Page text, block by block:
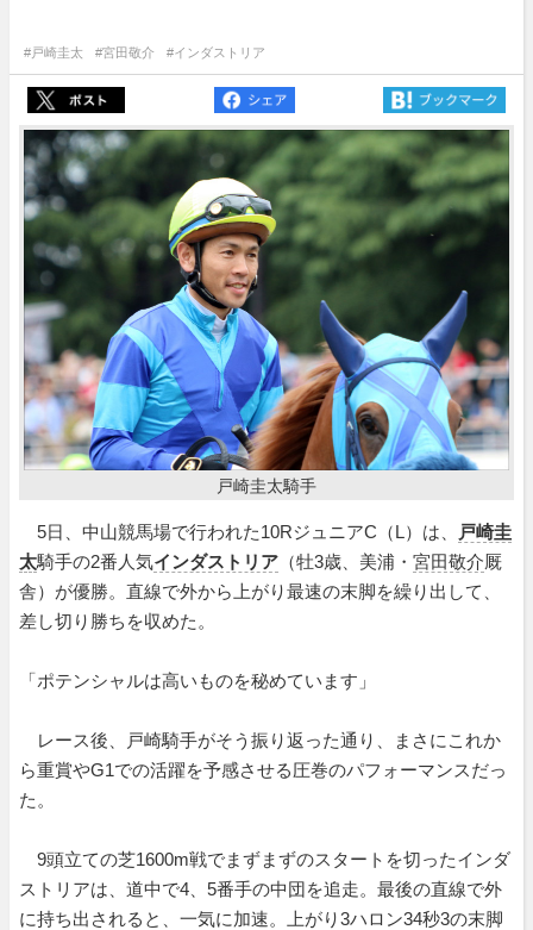
#戸崎圭太 #宮田敬介 #インダストリア
戸崎圭太騎手
5日、中山競馬場で行われた10RジュニアC（L）は、
戸崎圭
太騎手の2番人気インダストリア （牡3歳、美浦・ 宮田敬介厩
舎）が優勝。直線で外から上がり最速の末脚を繰り出して、
差し切り勝ちを収めた。
「ポテンシャルは高いものを秘めています」
レース後、戸崎騎手がそう振り返った通り、まさにこれか
ら重賞やG1での活躍を予感させる圧巻のパフォーマンスだっ
た。
9頭立ての芝1600m戦でまずまずのスタートを切ったインダ
ストリアは、道中で4、5番手の中団を追走。最後の直線で外
に持ち出されると、一気に加速。上がり3ハロン34秒3の末脚